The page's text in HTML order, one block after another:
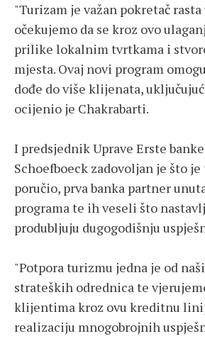
"Turizam je važan pokretač
očekujemo da se kroz ovo
prilike lokalnim tvrtkama i
mjesta. Ovaj novi program
dođe do više klijenata,
ocijenio je Chakrabarti.
I predsjednik Uprave Erste
Schoefboeck zadovoljan je što je
poručio, prva banka partner
programa te ih veseli što
produbljuju dugogodišnju
"Potpora turizmu jedna je od
strateških odrednica te
klijentima kroz ovu kreditnu
realizaciju mnogobrojnih